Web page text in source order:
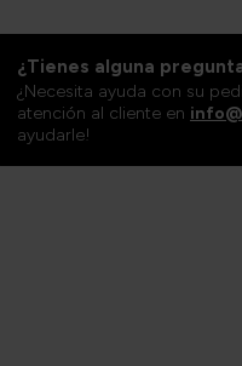
¿Tienes alguna
¿Necesita ayuda con su
atención al cliente en
ayudarle!